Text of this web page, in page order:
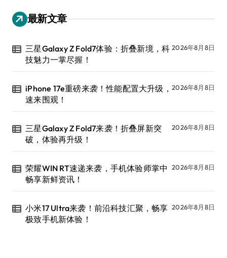
最新文章
三星Galaxy Z Fold7体验：折叠新境，科
技魅力一掌尽握！
2026年8月8日
iPhone 17e重磅来袭！性能配置大升级，
速来围观！
2026年8月8日
三星Galaxy Z Fold7来袭！折叠屏新突
破，体验再升级！
2026年8月8日
荣耀WIN RT速递来袭，手机体验师掌中
畅享新鲜资讯！
2026年8月8日
小米17 Ultra来袭！前沿科技汇聚，畅享
极致手机新体验！
2026年8月8日